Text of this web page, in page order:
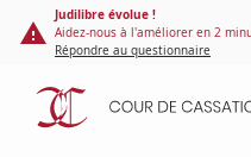
Cookies management panel
content
Judilibre évolue !
Aidez-nous à l'améliorer en 2
Répondre au questionnaire